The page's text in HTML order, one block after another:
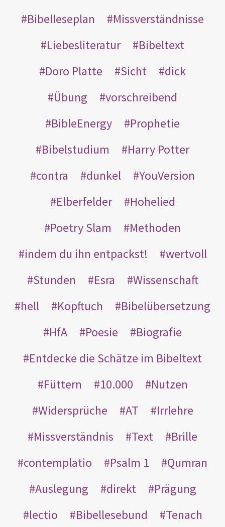
Bibelleseplan
Missverständnisse
Liebesliteratur
Bibeltext
Doro Platte
Sicht
dick
Übung
vorschreibend
BibleEnergy
Prophetie
Bibelstudium
Harry Potter
contra
dunkel
YouVersion
Elberfelder
Hohelied
Poetry Slam
Methoden
indem du ihn entpackst!
wertvoll
Stunden
Esra
Wissenschaft
hell
Kopftuch
Bibelübersetzung
HfA
Poesie
Biografie
Entdecke die Schätze im Bibeltext
Füttern
10.000
Nutzen
Widersprüche
AT
Irrlehre
Missverständnis
Text
Brille
contemplatio
Psalm 1
Qumran
Auslegung
direkt
Prägung
lectio
Bibellesebund
Tenach